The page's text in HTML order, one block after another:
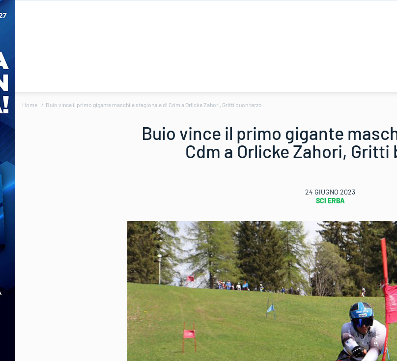
Home Buio vince il primo gigante maschile stagionale di Cdm a Orlicke Zahori, Gritti buon terzo
Buio vince il primo gigante
Cdm a Orlicke Zahori, Gritti
24 GIUGNO 2023
SCI ERBA